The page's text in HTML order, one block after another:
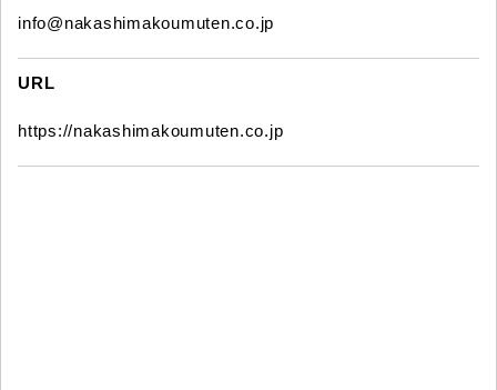
info@nakashimakoumuten.co.jp
URL
https://nakashimakoumuten.co.jp